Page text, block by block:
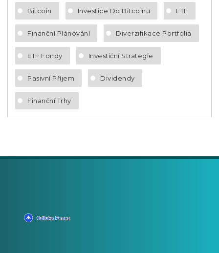
Bitcoin Investice Do Bitcoinu ETF
Finanční Plánování Diverzifikace Portfolia
ETF Fondy Investiční Strategie
Pasivní Příjem Dividendy
Finanční Trhy